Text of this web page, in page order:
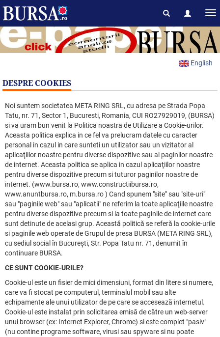
English
DESPRE COOKIES
Noi suntem societatea META RING SRL, cu adresa pe Strada Popa
Tatu, nr. 71, Sector 1, Bucuresti, Romania, CUI RO27929019, (BURSA)
si va uram bun venit la Politica noastra de Utilizare a Cookie-urilor.
Aceasta politica explica in ce fel va prelucram datele cu caracter
personal in cazul in care sunteti un utilizator sau un vizitator al
aplicaţiilor noastre pentru diverse dispozitive sau al paginilor noastre
de internet. Aceasta politica se aplica in cazul aplicaţiilor noastre
pentru diverse dispozitive precum si tuturor paginilor noastre de
internet. (www.bursa.ro, www.constructiibursa.ro,
www.anuntbursa.ro, m.bursa.ro ) Cand spunem "site" sau "site-uri"
sau "paginile web" sau "aplicatii" ne referim la toate aplicaţiile noastre
pentru diverse dispozitive precum si la toate paginile de internet care
sunt detinute de acelasi grup. Această politică se referă la cookie-urile
si paginile web operate de Grupul de presa BURSA (META RING SRL),
cu sediul social în Bucureşti, Str. Popa Tatu nr. 71, denumit în
continuare BURSA.
CE SUNT COOKIE-URILE?
Cookie-ul este un fisier de mici dimensiuni, format din litere si numere,
care va fi stocat pe computerul, terminalul mobil sau alte
echipamente ale unui utilizator de pe care se accesează internetul.
Cookie-ul este instalat prin solicitarea emisă de către un web-server
unui browser (ex: Internet Explorer, Chrome) si este complet "pasiv"
(nu contine programe software, virusi sau spyware si nu poate